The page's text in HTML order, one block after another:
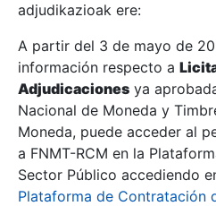
Erakutsi/Ezkutatu
Erakutsi/Ezkutatu
Erakutsi/Ezkutatu
adjudikazioak ere:
A partir del 3 de mayo de
información respecto a
Adjudicaciones ya
Nacional de Moneda y
Moneda, puede acceder al
a FNMT-RCM en la
Sector Público accediendo
Plataforma de Contratación